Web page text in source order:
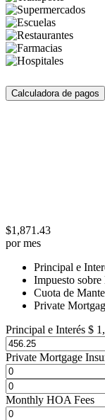
Calculadora de pagos
$1,871.43
por mes
Principal e
Impuesto sobre
Cuota de
Private
Principal e Interés $
Private Mortgage
Monthly HOA Fees